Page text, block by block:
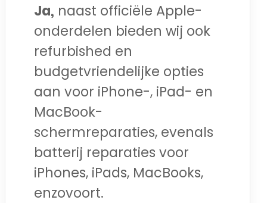
Ja, naast officiële Apple-
onderdelen bieden wij ook
refurbished en
budgetvriendelijke opties
aan voor iPhone-, iPad- en
MacBook-
schermreparaties, evenals
batterij reparaties voor
iPhones, iPads, MacBooks,
enzovoort.